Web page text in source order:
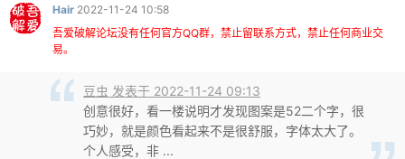
Hair 2022-11-24 10:58
吾爱破解论坛没有任何官方QQ群，禁止留联系方式，禁止任何商业交
易。
豆虫 发表于 2022-11-24 09:13
创意很好，看一楼说明才发现图案是52二个字，很
巧妙，就是颜色看起来不是很舒服，字体太大了。
个人感受，非 ...